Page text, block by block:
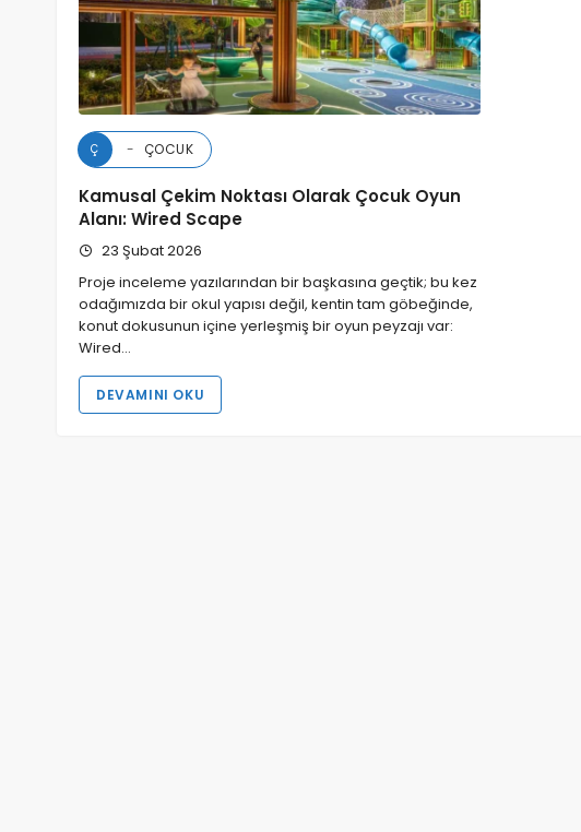
Ç ÇOCUK
Kamusal Çekim Noktası Olarak Çocuk Oyun
Alanı: Wired Scape
23 Şubat 2026
Proje inceleme yazılarından bir başkasına geçtik; bu kez
odağımızda bir okul yapısı değil, kentin tam göbeğinde,
konut dokusunun içine yerleşmiş bir oyun peyzajı var:
Wired…
DEVAMINI OKU